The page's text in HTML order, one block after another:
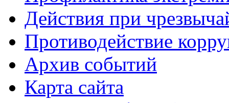
Действия при
Противодействие
Архив событий
Карта сайта